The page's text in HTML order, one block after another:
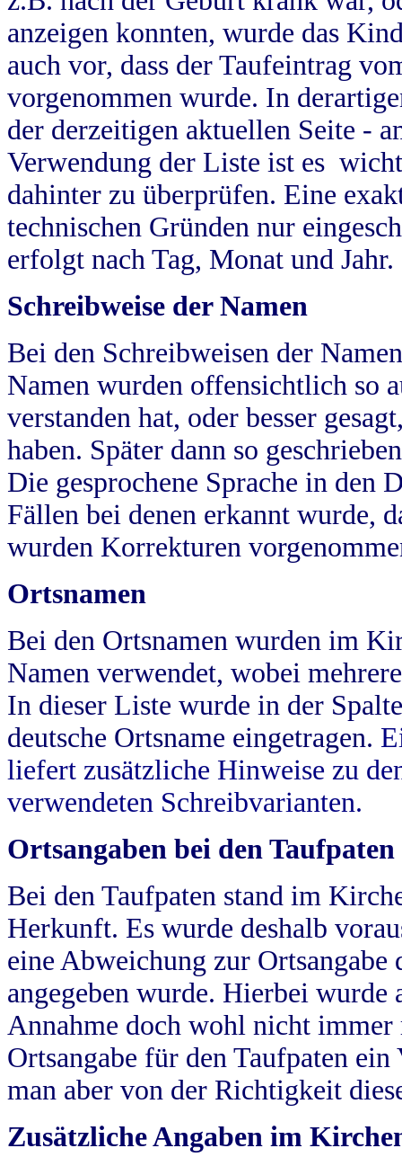
anzeigen konnten, wurde das
auch vor, dass der Taufeintrag
vorgenommen wurde. In
der derzeitigen aktuellen Seite -
Verwendung der Liste ist es
dahinter zu überprüfen. Eine
technischen Gründen nur
erfolgt nach Tag, Monat und Jahr.
Schreibweise der Namen
Bei den Schreibweisen der
Namen wurden offensichtlich so
verstanden hat, oder besser
haben. Später dann so
Die gesprochene Sprache in
Fällen bei denen erkannt wurde,
wurden Korrekturen
Ortsnamen
Bei den Ortsnamen wurden im
Namen verwendet, wobei
In dieser Liste wurde in der
deutsche Ortsname eingetragen.
liefert zusätzliche Hinweise zu
verwendeten Schreibvarianten.
Ortsangaben bei den Taufpaten
Bei den Taufpaten stand im
Herkunft. Es wurde deshalb
eine Abweichung zur
angegeben wurde. Hierbei wurde
Annahme doch wohl nicht
Ortsangabe für den Taufpaten
man aber von der Richtigkeit
Zusätzliche Angaben im